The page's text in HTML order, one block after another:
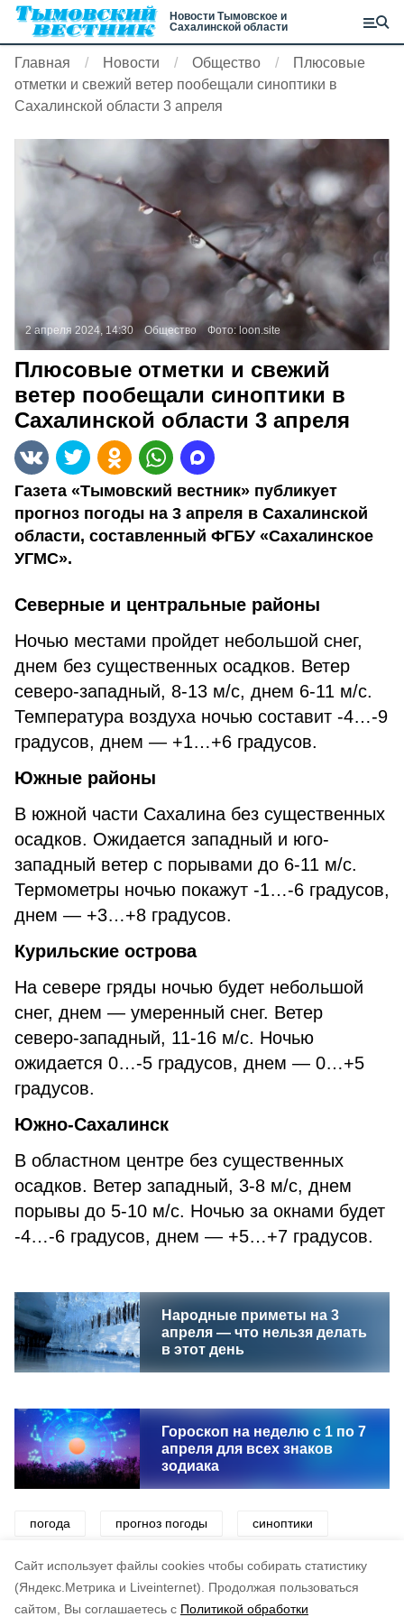
Cайт использует файлы cookies чтобы собирать статистику
(Яндекс.Метрика и Liveinternet).
Продолжая пользоваться
сайтом, Вы соглашаетесь с Политикой обработки
Новости Тымовское и
Сахалинской области
Главная Новости Общество
Плюсовые
отметки и свежий ветер пообещали синоптики в
Сахалинской области 3 апреля
2 апреля 2024, 14:30 Общество Фото: loon.site
Плюсовые отметки и свежий
ветер пообещали синоптики в
Сахалинской области 3 апреля
Газета «Тымовский вестник» публикует
прогноз погоды на 3 апреля в Сахалинской
области, составленный ФГБУ «Сахалинское
УГМС».
Северные и центральные районы
Ночью местами пройдет небольшой снег,
днем без существенных осадков. Ветер
северо-западный, 8-13 м/с, днем 6-11 м/с.
Температура воздуха ночью составит -4…-9
градусов, днем — +1…+6 градусов.
Южные районы
В южной части Сахалина без существенных
осадков. Ожидается западный и юго-
западный ветер с порывами до 6-11 м/с.
Термометры ночью покажут -1…-6 градусов,
днем — +3…+8 градусов.
Курильские острова
На севере гряды ночью будет небольшой
снег, днем — умеренный снег. Ветер
северо-западный, 11-16 м/с. Ночью
ожидается 0…-5 градусов, днем — 0…+5
градусов.
Южно-Сахалинск
В областном центре без существенных
осадков. Ветер западный, 3-8 м/с, днем
порывы до 5-10 м/с. Ночью за окнами будет
-4…-6 градусов, днем — +5…+7 градусов.
Народные приметы на 3
апреля — что нельзя делать
в этот день
Гороскоп на неделю с 1 по 7
апреля для всех знаков
зодиака
погода прогноз погоды синоптики
снег ветер дождь тепло